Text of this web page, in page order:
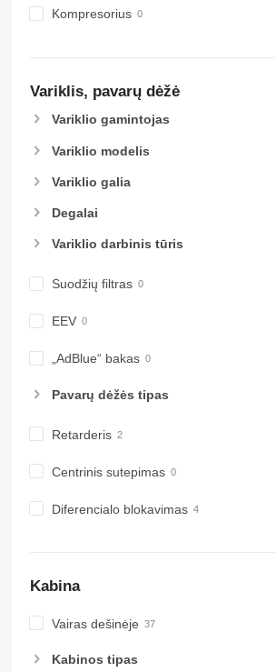
Kompresorius
Variklis, pavarų dėžė
Variklio gamintojas
Variklio modelis
Variklio galia
Degalai
Variklio darbinis tūris
Suodžių filtras
EEV
„AdBlue“ bakas
Pavarų dėžės tipas
Retarderis
Centrinis sutepimas
Diferencialo blokavimas
Kabina
Vairas dešinėje
Kabinos tipas